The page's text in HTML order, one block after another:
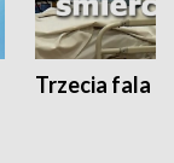
Trzecia fala -